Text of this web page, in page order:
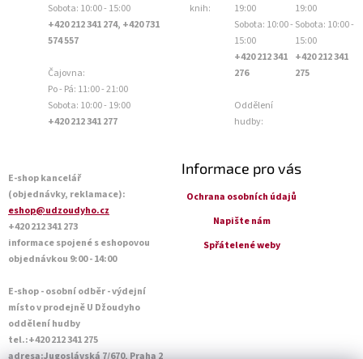
Sobota: 10:00 - 15:00
+420 212 341 274, +420 731
574 557
Čajovna:
Po - Pá: 11:00 - 21:00
Sobota: 10:00 - 19:00
+420 212 341 277
knih:
19:00
Sobota: 10:00 -
15:00
+420 212 341
276
Oddělení
hudby:
19:00
Sobota: 10:00 -
15:00
+420 212 341
275
E-shop kancelář
(objednávky, reklamace):
eshop@udzoudyho.cz
+420 212 341 273
informace spojené s eshopovou
objednávkou 9:00 - 14:00
E-shop - osobní odběr - výdejní
místo v prodejně U Džoudyho
oddělení hudby
tel.:+420 212 341 275
adresa:Jugoslávská 7/670, Praha 2
Informace pro vás
Ochrana osobních údajů
Napište nám
Spřátelené weby